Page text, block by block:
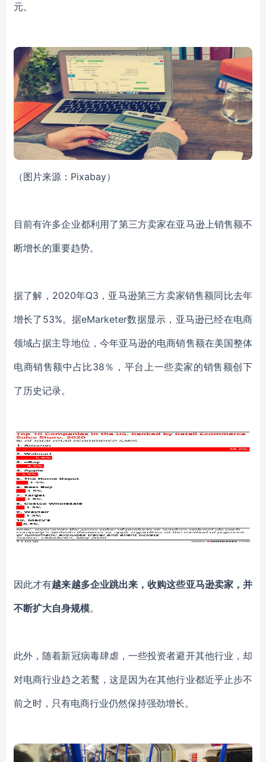
元。
（图片来源：Pixabay）
目前有许多企业都利用了第三方卖家在亚马逊上销售额不
断增长的重要趋势。
据了解，2020年Q3，亚马逊第三方卖家销售额同比去年
增长了53%。据eMarketer数据显示，亚马逊已经在电商
领域占据主导地位，今年亚马逊的电商销售额在美国整体
电商销售额中占比38％，平台上一些卖家的销售额创下
了历史记录。
因此才有越来越多企业跳出来，收购这些亚马逊卖家，并
不断扩大自身规模。
此外，随着新冠病毒肆虐，一些投资者避开其他行业，却
对电商行业趋之若鹜，这是因为在其他行业都近乎止步不
前之时，只有电商行业仍然保持强劲增长。